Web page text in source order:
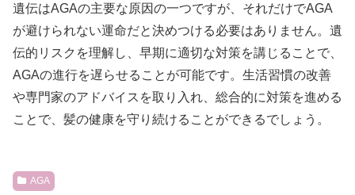
遺伝はAGAの主要な原因の一つですが、それだけでAGA
が避けられない運命だと決めつける必要はありません。遺
伝的リスクを理解し、早期に適切な対策を講じることで、
AGAの進行を遅らせることが可能です。生活習慣の改善
や専門家のアドバイスを取り入れ、総合的に対策を進める
ことで、髪の健康を守り続けることができるでしょう。
AGA